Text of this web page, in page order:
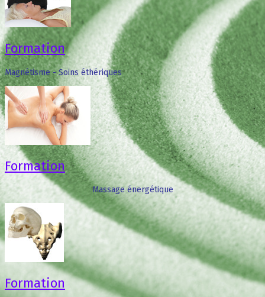
Formation
Magnétisme - Soins éthériques
Formation
Massage énergétique
Formation